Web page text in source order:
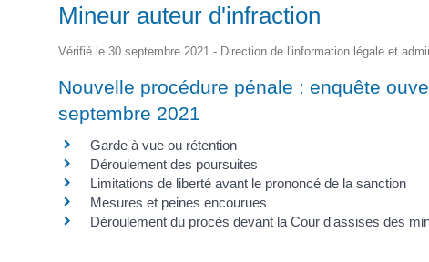
Mineur auteur d'infraction
Vérifié le 30 septembre 2021 - Direction de l'information légale et
Nouvelle procédure pénale : enquête
septembre 2021
Garde à vue ou rétention
Déroulement des poursuites
Limitations de liberté avant le prononcé de la sanction
Mesures et peines encourues
Déroulement du procès devant la Cour d'assises des